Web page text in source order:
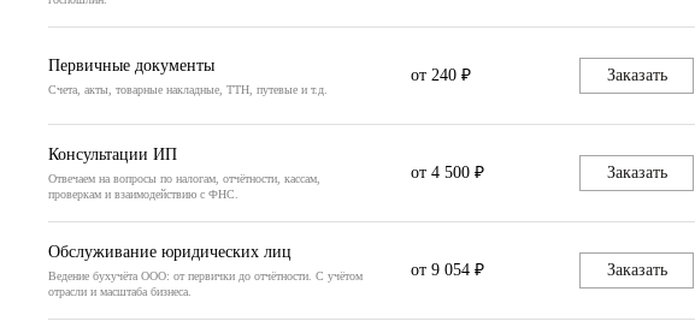
Первичные документы
Счета, акты, товарные накладные, ТТН, путевые и т.д.
от 240 ₽ Заказать
Консультации ИП
Отвечаем на вопросы по налогам, отчётности, кассам,
проверкам и взаимодействию с ФНС.
от 4 500 ₽ Заказать
Обслуживание юридических лиц
Ведение бухучёта ООО: от первички до отчётности. С учётом
отрасли и масштаба бизнеса.
от 9 054 ₽ Заказать